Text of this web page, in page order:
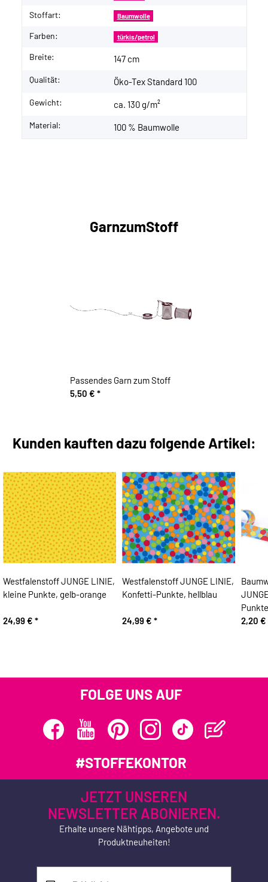
Stoffart: Baumwolle
Farben: türkis/petrol
Breite: 147 cm
Qualität: Öko-Tex Standard 100
Gewicht: ca. 130 g/m²
Material: 100 % Baumwolle
GarnzumStoff
Passendes Garn zum Stoff
5,50 € *
Kunden kauften dazu folgende Artikel:
Westfalenstoff JUNGE LINIE,
kleine Punkte, gelb-orange
24,99 € *
Westfalenstoff JUNGE LINIE,
Konfetti-Punkte, hellblau
24,99 € *
2,20 €
FOLGE UNS AUF
#STOFFEKONTOR
JETZT UNSEREN
NEWSLETTER ABONIEREN.
Erhalte unsere Nähtipps, Angebote und
Produktneuheiten!